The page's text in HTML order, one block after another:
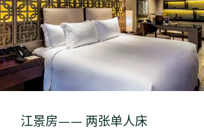
江景房—— 两张单人床